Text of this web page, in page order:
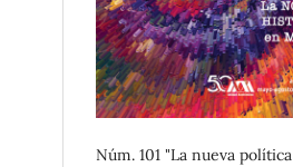
Núm. 101 "La nueva política